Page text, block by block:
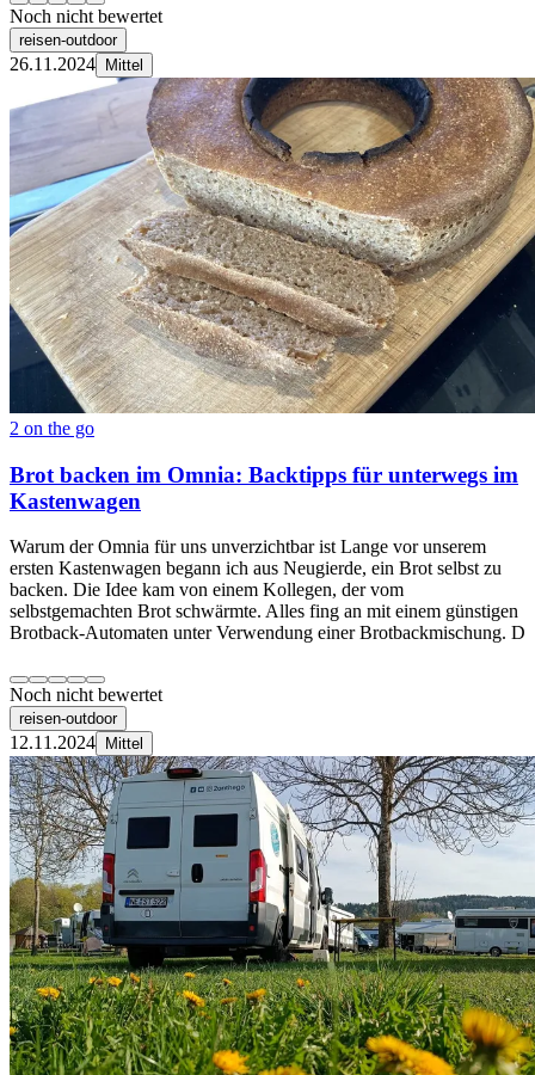
Noch nicht bewertet
reisen-outdoor
26.11.2024 Mittel
2 on the go
Brot backen im Omnia: Backtipps für unterwegs im
Kastenwagen
Warum der Omnia für uns unverzichtbar ist Lange vor unserem
ersten Kastenwagen begann ich aus Neugierde, ein Brot selbst zu
backen. Die Idee kam von einem Kollegen, der vom
selbstgemachten Brot schwärmte. Alles fing an mit einem günstigen
Brotback-Automaten unter Verwendung einer Brotbackmischung. D
Noch nicht bewertet
reisen-outdoor
12.11.2024 Mittel